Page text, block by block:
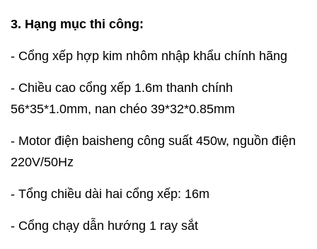
3. Hạng mục thi công:
- Cổng xếp hợp kim nhôm nhập khẩu chính hãng
- Chiều cao cổng xếp 1.6m thanh chính
56*35*1.0mm, nan chéo 39*32*0.85mm
- Motor điện baisheng công suất 450w, nguồn điện
220V/50Hz
- Tổng chiều dài hai cổng xếp: 16m
- Cổng chạy dẫn hướng 1 ray sắt